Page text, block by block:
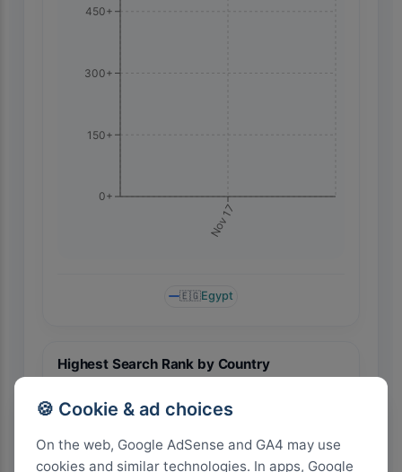
🍪 Cookie & ad choices
On the web, Google AdSense and GA4 may use
cookies and similar technologies. In apps, Google
Nov 17
0+
150+
300+
450+
🇪🇬Egypt
Highest Search Rank by Country